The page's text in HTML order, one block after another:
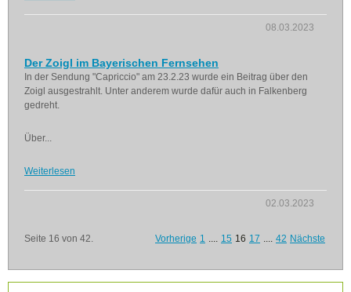
08.03.2023
Der Zoigl im Bayerischen Fernsehen
In der Sendung "Capriccio" am 23.2.23 wurde ein Beitrag über den
Zoigl ausgestrahlt. Unter anderem wurde dafür auch in Falkenberg
gedreht.
Über...
Weiterlesen
02.03.2023
Seite 16 von 42. Vorherige 1 .... 15 16 17 .... 42 Nächste